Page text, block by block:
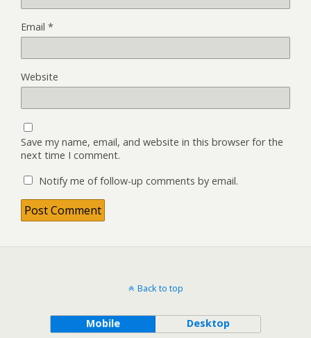
Email *
Website
Save my name, email, and website in this browser for the
next time I comment.
Notify me of follow-up comments by email.
Back to top
Mobile Desktop